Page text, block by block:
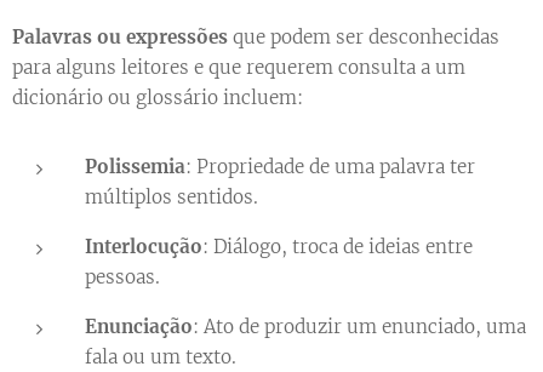
Palavras ou expressões que podem ser desconhecidas
para alguns leitores e que requerem consulta a um
dicionário ou glossário incluem:
Polissemia: Propriedade de uma palavra ter
múltiplos sentidos.
Interlocução: Diálogo, troca de ideias entre
pessoas.
Enunciação: Ato de produzir um enunciado, uma
fala ou um texto.